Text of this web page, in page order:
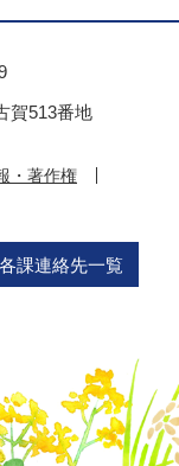
賀513番地
・著作権
各課連絡先一覧